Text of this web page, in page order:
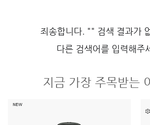
죄송합니다. "" 검색 결과가
다른 검색어를 입력해주
지금 가장 주목받는
NEW